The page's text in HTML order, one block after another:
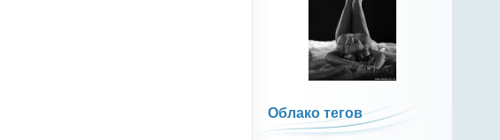
Облако тегов